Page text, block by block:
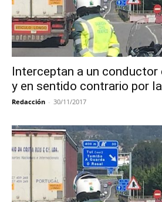
Interceptan a un conductor
y en sentido contrario por
Redacción - 30/11/2017